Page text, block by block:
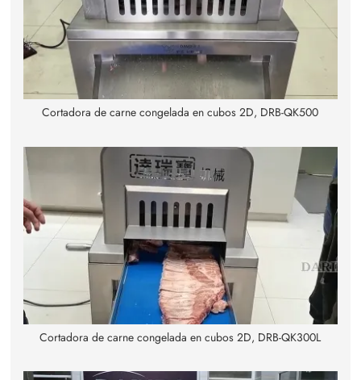
Cortadora de carne congelada en cubos 2D, DRB-QK500
Cortadora de carne congelada en cubos 2D, DRB-QK300L